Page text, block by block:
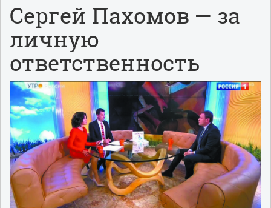
Сергей Пахомов — за
личную
ответственность